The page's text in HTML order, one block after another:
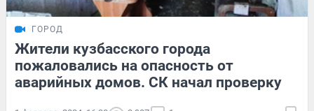
ГОРОД
Жители кузбасского города
пожаловались на опасность от
аварийных домов. СК начал проверку